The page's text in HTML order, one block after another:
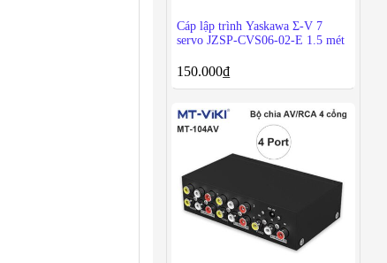
Cáp lập trình Yaskawa Σ-V 7
servo JZSP-CVS06-02-E 1.5 mét
150.000₫